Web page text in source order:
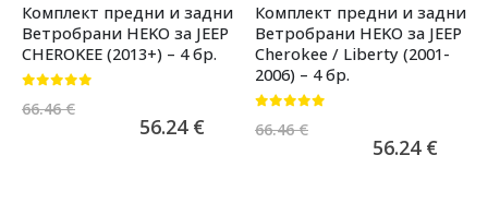
Комплект предни и задни
Ветробрани HEKO за JEEP
CHEROKEE (2013+) – 4 бр.
66.46€
56.24 €
Комплект предни и задни
Ветробрани HEKO за JEEP
Cherokee / Liberty (2001-
2006) – 4 бр.
66.46€
56.24 €